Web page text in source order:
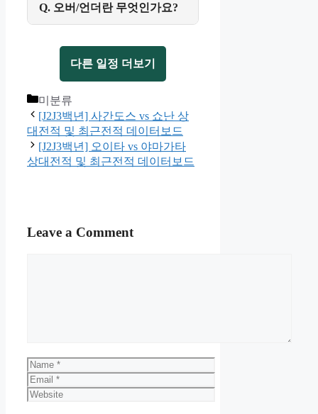
Q. 오버/언더란 무엇인가요?
다른 일정 더보기
Categories
미분류
[J2J3백년] 사간도스 vs 쇼난 상
대전적 및 최근전적 데이터보드
[J2J3백년] 오이타 vs 야마가타
상대전적 및 최근전적 데이터보드
Leave a Comment
Name
Email
Website